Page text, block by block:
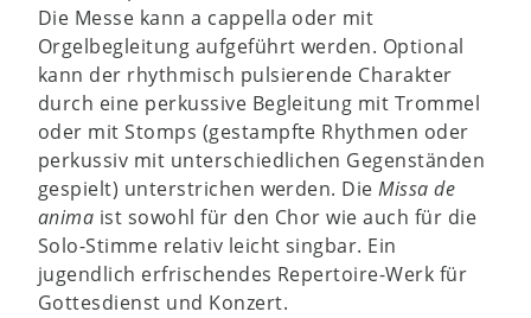
Die Messe kann a cappella oder mit
Orgelbegleitung aufgeführt werden. Optional
kann der rhythmisch pulsierende Charakter
durch eine perkussive Begleitung mit Trommel
oder mit Stomps (gestampfte Rhythmen oder
perkussiv mit unterschiedlichen Gegenständen
gespielt) unterstrichen werden. DieMissa de
anima ist sowohl für den Chor wie auch für die
Solo-Stimme relativ leicht singbar. Ein
jugendlich erfrischendes Repertoire-Werk für
Gottesdienst und Konzert.